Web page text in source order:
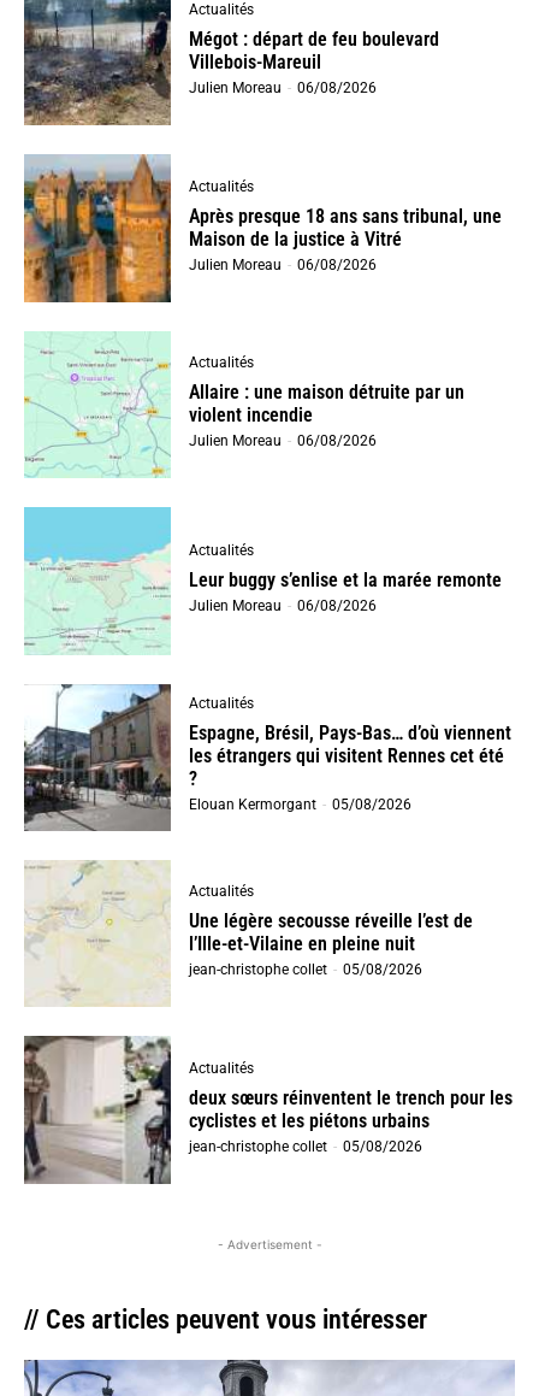
Actualités
Mégot : départ de feu boulevard
Villebois-Mareuil
Julien Moreau - 06/08/2026
Actualités
Après presque 18 ans sans tribunal, une
Maison de la justice à Vitré
Julien Moreau - 06/08/2026
Actualités
Allaire : une maison détruite par un
violent incendie
Julien Moreau - 06/08/2026
Actualités
Leur buggy s’enlise et la marée remonte
Julien Moreau - 06/08/2026
Actualités
Espagne, Brésil, Pays-Bas… d’où viennent
les étrangers qui visitent Rennes cet été
?
Elouan Kermorgant - 05/08/2026
Actualités
Une légère secousse réveille l’est de
l’Ille-et-Vilaine en pleine nuit
jean-christophe collet - 05/08/2026
Actualités
deux sœurs réinventent le trench pour les
cyclistes et les piétons urbains
jean-christophe collet - 05/08/2026
- Advertisement -
// Ces articles peuvent vous intéresser